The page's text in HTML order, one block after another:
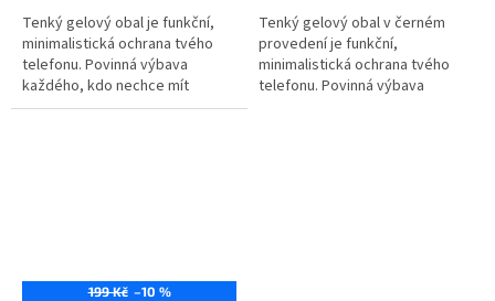
Tenký gelový obal je funkční,
minimalistická ochrana tvého
telefonu. Povinná výbava
každého, kdo nechce mít
telefon po pár dnech jako po
Tenký gelový obal v černém
provedení je funkční,
minimalistická ochrana tvého
telefonu. Povinná výbava
199 Kč –10 %